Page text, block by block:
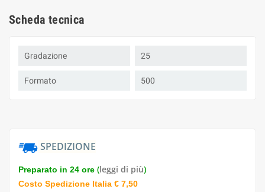
Scheda tecnica
Gradazione 25
Formato 500
SPEDIZIONE
Preparato in 24 ore (leggi di più)
Costo Spedizione Italia € 7,50